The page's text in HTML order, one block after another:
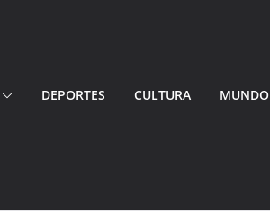
DEPORTES CULTURA MUNDO